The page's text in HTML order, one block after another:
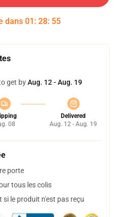
dans 01 : 28: 54
get byAug. 12 - Aug. 19
08
Delivered
Aug. 12 - Aug. 19
porte
tous les colis
le produit n'est pas reçu